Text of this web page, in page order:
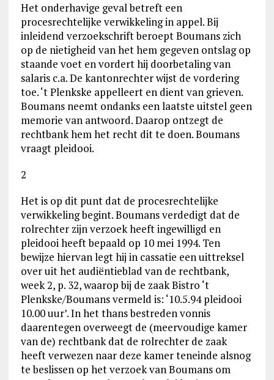
Het onderhavige geval betreft een
procesrechtelijke verwikkeling in appel. Bij
inleidend verzoekschrift beroept Boumans zich
op de nietigheid van het hem gegeven ontslag op
staande voet en vordert hij doorbetaling van
salaris c.a. De kantonrechter wijst de vordering
toe. ‘t Plenkske appelleert en dient van grieven.
Boumans neemt ondanks een laatste uitstel geen
memorie van antwoord. Daarop ontzegt de
rechtbank hem het recht dit te doen. Boumans
vraagt pleidooi.
2
Het is op dit punt dat de procesrechtelijke
verwikkeling begint. Boumans verdedigt dat de
rolrechter zijn verzoek heeft ingewilligd en
pleidooi heeft bepaald op 10 mei 1994. Ten
bewijze hiervan legt hij in cassatie een uittreksel
over uit het audiëntieblad van de rechtbank,
week 2, p. 32, waarop bij de zaak Bistro ‘t
Plenkske/Boumans vermeld is: ‘10.5.94 pleidooi
10.00 uur’. In het thans bestreden vonnis
daarentegen overweegt de (meervoudige kamer
van de) rechtbank dat de rolrechter de zaak
heeft verwezen naar deze kamer teneinde alsnog
te beslissen op het verzoek van Boumans om